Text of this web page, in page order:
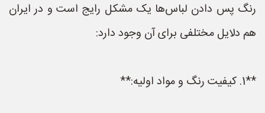
رنگ پس دادن لباس‌ها یک مشکل رایج است و در ایران
هم دلایل مختلفی برای آن وجود دارد:
**1. کیفیت رنگ و مواد اولیه:**